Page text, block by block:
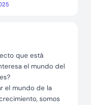
que está
el mundo del
el mundo de la
somos